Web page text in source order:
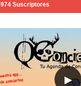
974 Suscriptores
▶